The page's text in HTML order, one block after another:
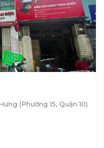
(Phường 15, Quận 10)